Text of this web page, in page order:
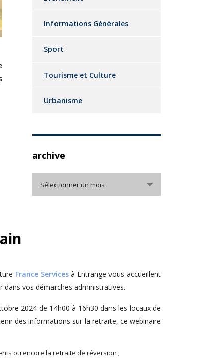
Informations Générales
Sport
Tourisme et Culture
Urbanisme
archive
Sélectionner un mois
France Servicesà Entrange vous accueillent
vos démarches administratives.
2024 de 14h00 à 16h30 dans les locaux de
des informations sur la retraite, ce webinaire
ou encore la retraite de réversion ;